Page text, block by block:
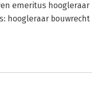
emeritus
hoogleraar